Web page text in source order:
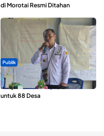
di Morotai Resmi Ditahan
Publik
ABDESI Morotai Apresiasi
Penyaluran ADD Rp3,13 Miliar
untuk 88 Desa